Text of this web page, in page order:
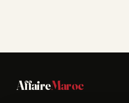
AffaireMaroc